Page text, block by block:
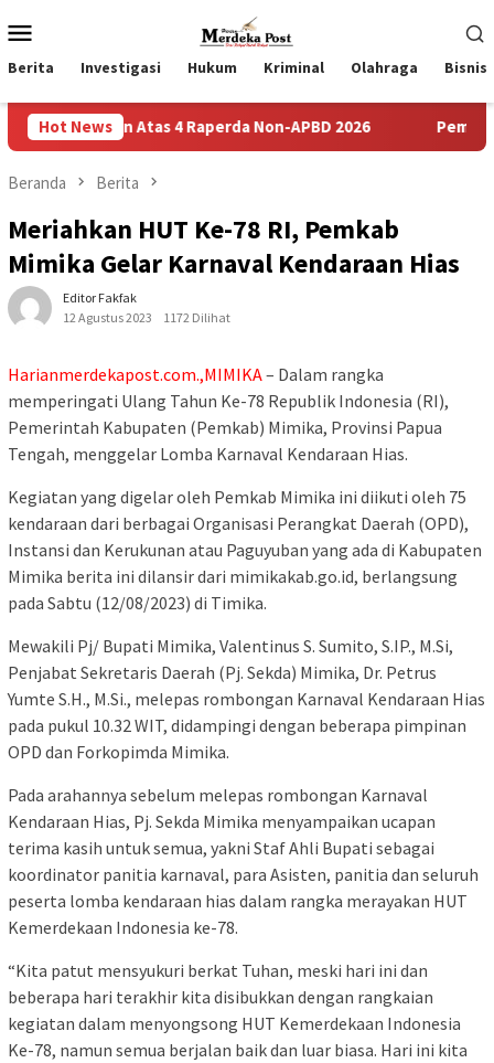
ke
kontenMobile
Berita Investigasi Hukum Kriminal Olahraga Bisnis
Hot News
Atas 4 Raperda Non-APBD 2026 Pemdes Bulusari Gelar
Beranda Berita
Meriahkan HUT Ke-78 RI, Pemkab
Mimika Gelar Karnaval Kendaraan Hias
Editor Fakfak
12 Agustus 2023
1172 Dilihat
Harianmerdekapost.com.,MIMIKA– Dalam rangka
memperingati Ulang Tahun Ke-78 Republik Indonesia (RI),
Pemerintah Kabupaten (Pemkab) Mimika, Provinsi Papua
Tengah, menggelar Lomba Karnaval Kendaraan Hias.
Kegiatan yang digelar oleh Pemkab Mimika ini diikuti oleh 75
kendaraan dari berbagai Organisasi Perangkat Daerah (OPD),
Instansi dan Kerukunan atau Paguyuban yang ada di Kabupaten
Mimika berita ini dilansir dari mimikakab.go.id, berlangsung
pada Sabtu (12/08/2023) di Timika.
Mewakili Pj/ Bupati Mimika, Valentinus S. Sumito, S.IP., M.Si,
Penjabat Sekretaris Daerah (Pj. Sekda) Mimika, Dr. Petrus
Yumte S.H., M.Si., melepas rombongan Karnaval Kendaraan Hias
pada pukul 10.32 WIT, didampingi dengan beberapa pimpinan
OPD dan Forkopimda Mimika.
Pada arahannya sebelum melepas rombongan Karnaval
Kendaraan Hias, Pj. Sekda Mimika menyampaikan ucapan
terima kasih untuk semua, yakni Staf Ahli Bupati sebagai
koordinator panitia karnaval, para Asisten, panitia dan seluruh
peserta lomba kendaraan hias dalam rangka merayakan HUT
Kemerdekaan Indonesia ke-78.
“Kita patut mensyukuri berkat Tuhan, meski hari ini dan
beberapa hari terakhir kita disibukkan dengan rangkaian
kegiatan dalam menyongsong HUT Kemerdekaan Indonesia
Ke-78, namun semua berjalan baik dan luar biasa. Hari ini kita